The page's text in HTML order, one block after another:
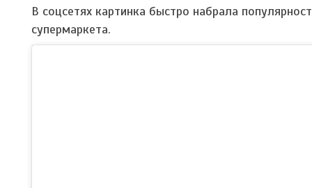
В соцсетях картинка быстро набрала
супермаркета.